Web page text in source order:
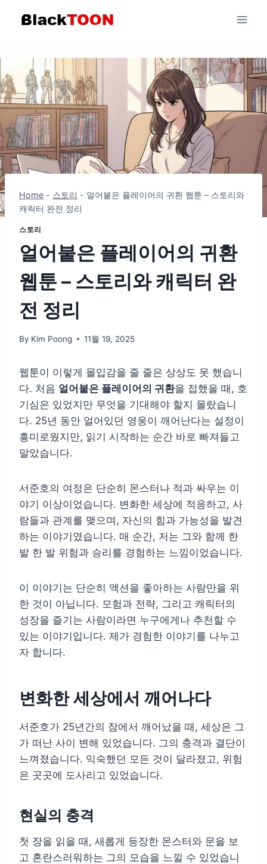
Home - 스토리 - 얼어붙은 플레이어의 귀환 웹툰 – 스토리와
캐릭터 완전 정리
스토리
얼어붙은 플레이어의 귀환
웹툰 – 스토리와 캐릭터 완
전 정리
By Kim Poong 11월 19, 2025
웹툰이 이렇게 몰입감을 줄 줄은 상상도 못 했습니
다. 처음 얼어붙은 플레이어의 귀환을 접했을 때, 호
기심은 있었지만 무엇을 기대해야 할지 몰랐습니
다. 25년 동안 얼어있던 영웅이 깨어난다는 설정이
흥미로웠지만, 읽기 시작하는 순간 바로 빠져들고
말았습니다.
서준호의 여정은 단순히 몬스터나 적과 싸우는 이
야기 이상이었습니다. 변화한 세상에 적응하고, 사
람들과 관계를 맺으며, 자신의 힘과 가능성을 발견
하는 이야기였습니다. 매 순간, 저는 그와 함께 한
발 한 발 위험과 승리를 경험하는 느낌이었습니다.
이 이야기는 단순히 액션을 좋아하는 사람만을 위
한 것이 아닙니다. 모험과 전략, 그리고 캐릭터의
성장을 즐기는 사람이라면 누구에게나 추천할 수
있는 이야기입니다. 제가 경험한 이야기를 나누고
자 합니다.
변화한 세상에서 깨어나다
서준호가 25년간의 잠에서 깨어났을 때, 세상은 그
가 떠난 사이 변해 있었습니다. 그의 충격과 결단이
느껴졌습니다. 익숙했던 모든 것이 달라졌고, 위험
은 곳곳에 도사리고 있었습니다.
현실의 충격
첫 장을 읽을 때, 새롭게 등장한 몬스터와 문을 보
고 혼란스러워하는 그의 모습을 느낄 수 있었습니